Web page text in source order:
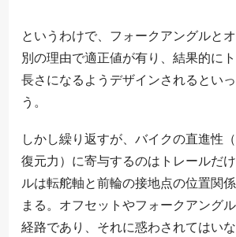
というわけで、フォークアングルと
別の理由で適正値が有り、結果的に
長さになるようデザインされるとい
う。
しかし繰り返すが、バイクの直進性
復元力）に寄与するのはトレールだ
ルは転舵軸と前輪の接地点の位置関
まる。オフセットやフォークアング
経路であり、それに惑わされてはいな